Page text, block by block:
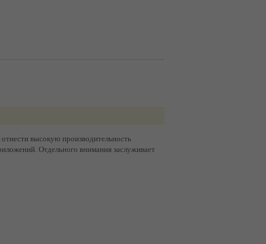
высокую производительность
Отдельного внимания заслуживает